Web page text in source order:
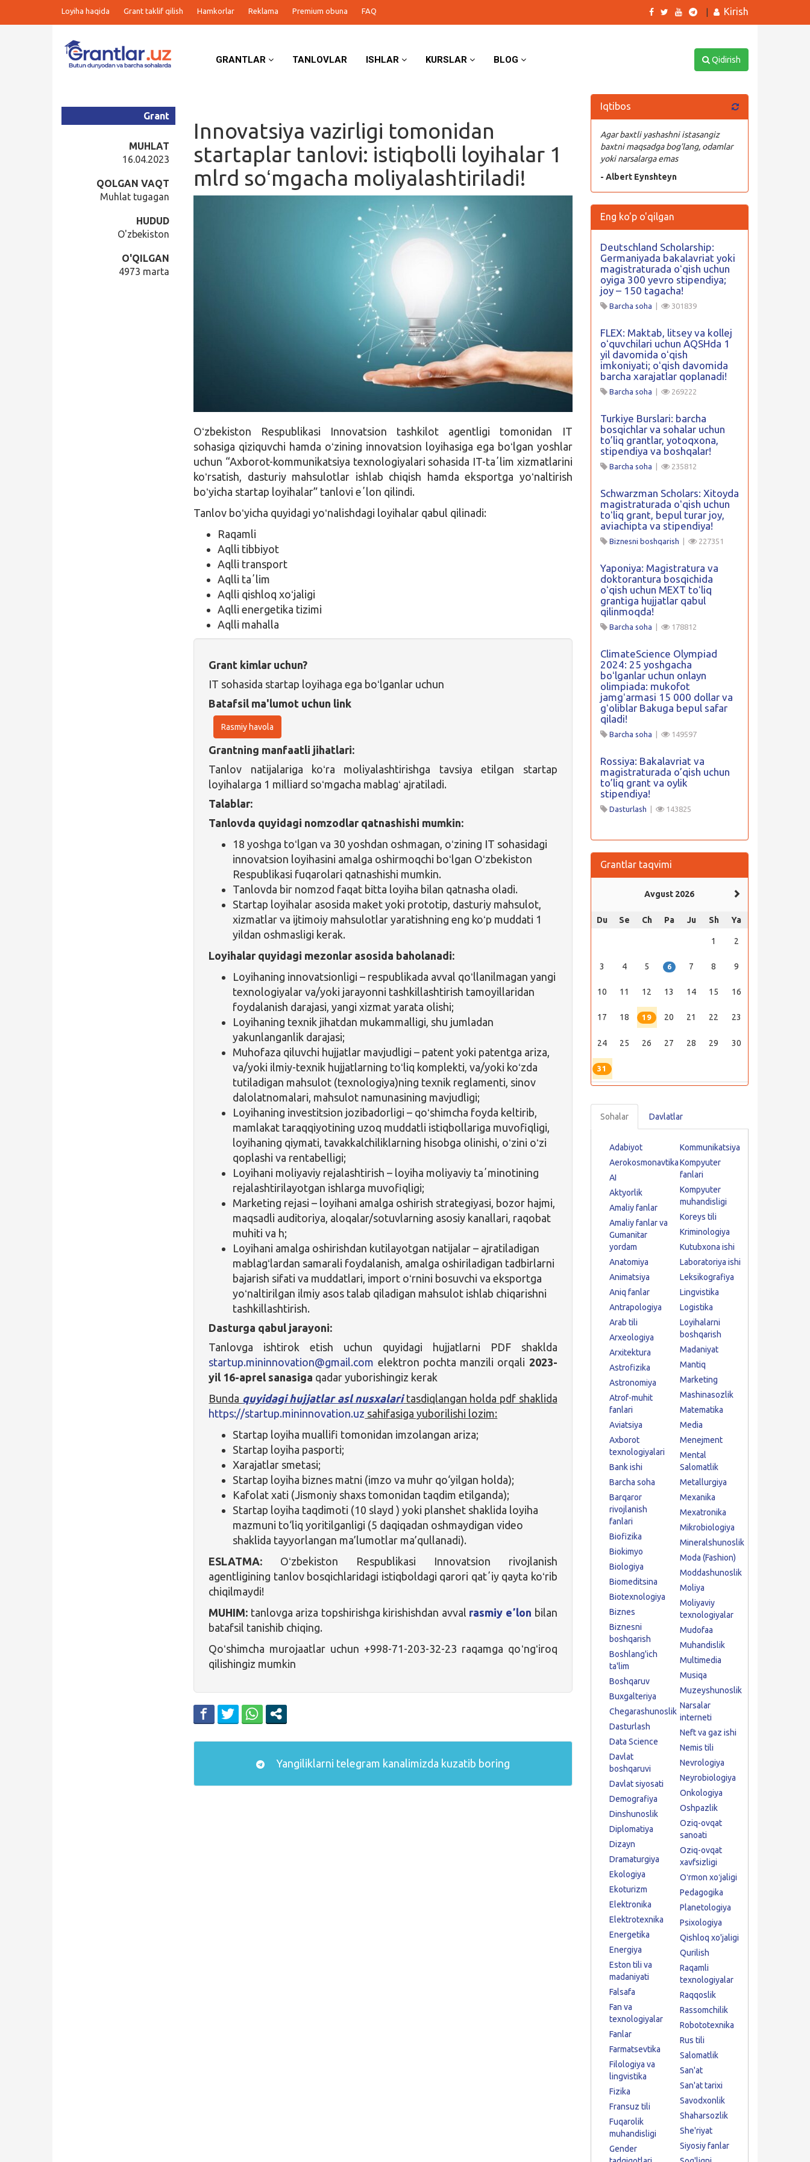
Loyiha haqida Grant taklif qilish Hamkorlar Reklama Premium obuna FAQ Kirish
GRANTLAR TANLOVLAR ISHLAR KURSLAR BLOG Qidirish
Innovatsiya vazirligi tomonidan
startaplar tanlovi: istiqbolli loyihalar 1
mlrd soʻmgacha moliyalashtiriladi!
Grant
MUHLAT
16.04.2023
QOLGAN VAQT
Muhlat tugagan
HUDUD
O'zbekiston
O'QILGAN
4973 marta
Oʻzbekiston Respublikasi Innovatsion tashkilot agentligi tomonidan IT
sohasiga qiziquvchi hamda oʻzining innovatsion loyihasiga ega boʻlgan yoshlar
uchun “Axborot-kommunikatsiya texnologiyalari sohasida IT-taʼlim xizmatlarini
koʻrsatish, dasturiy mahsulotlar ishlab chiqish hamda eksportga yoʻnaltirish
boʻyicha startap loyihalar” tanlovi eʼlon qilindi.
Tanlov boʻyicha quyidagi yoʻnalishdagi loyihalar qabul qilinadi:
Raqamli
Aqlli tibbiyot
Aqlli transport
Aqlli taʼlim
Aqlli qishloq xoʻjaligi
Aqlli energetika tizimi
Aqlli mahalla
Grant kimlar uchun?
IT sohasida startap loyihaga ega boʻlganlar uchun
Batafsil ma'lumot uchun link
Rasmiy havola
Grantning manfaatli jihatlari:
Tanlov natijalariga koʻra moliyalashtirishga tavsiya etilgan startap
loyihalarga 1 milliard soʻmgacha mablagʻ ajratiladi.
Talablar:
Tanlovda quyidagi nomzodlar qatnashishi mumkin:
18 yoshga toʻlgan va 30 yoshdan oshmagan, oʻzining IT sohasidagi
innovatsion loyihasini amalga oshirmoqchi boʻlgan Oʻzbekiston
Respublikasi fuqarolari qatnashishi mumkin.
Tanlovda bir nomzod faqat bitta loyiha bilan qatnasha oladi.
Startap loyihalar asosida maket yoki prototip, dasturiy mahsulot,
xizmatlar va ijtimoiy mahsulotlar yaratishning eng koʻp muddati 1
yildan oshmasligi kerak.
Loyihalar quyidagi mezonlar asosida baholanadi:
Loyihaning innovatsionligi – respublikada avval qoʻllanilmagan yangi
texnologiyalar va/yoki jarayonni tashkillashtirish tamoyillaridan
foydalanish darajasi, yangi xizmat yarata olishi;
Loyihaning texnik jihatdan mukammalligi, shu jumladan
yakunlanganlik darajasi;
Muhofaza qiluvchi hujjatlar mavjudligi – patent yoki patentga ariza,
va/yoki ilmiy-texnik hujjatlarning toʻliq komplekti, va/yoki koʻzda
tutiladigan mahsulot (texnologiya)ning texnik reglamenti, sinov
dalolatnomalari, mahsulot namunasining mavjudligi;
Loyihaning investitsion jozibadorligi – qoʻshimcha foyda keltirib,
mamlakat taraqqiyotining uzoq muddatli istiqbollariga muvofiqligi,
loyihaning qiymati, tavakkalchiliklarning hisobga olinishi, oʻzini oʻzi
qoplashi va rentabelligi;
Loyihani moliyaviy rejalashtirish – loyiha moliyaviy taʼminotining
rejalashtirilayotgan ishlarga muvofiqligi;
Marketing rejasi – loyihani amalga oshirish strategiyasi, bozor hajmi,
maqsadli auditoriya, aloqalar/sotuvlarning asosiy kanallari, raqobat
muhiti va h;
Loyihani amalga oshirishdan kutilayotgan natijalar – ajratiladigan
mablagʻlardan samarali foydalanish, amalga oshiriladigan tadbirlarni
bajarish sifati va muddatlari, import oʻrnini bosuvchi va eksportga
yoʻnaltirilgan ilmiy asos talab qiladigan mahsulot ishlab chiqarishni
tashkillashtirish.
Dasturga qabul jarayoni:
Tanlovga ishtirok etish uchun quyidagi hujjatlarni PDF shaklda
startup.mininnovation@gmail.com elektron pochta manzili orqali 2023-
yil 16-aprel sanasiga qadar yuborishingiz kerak
Bunda quyidagi hujjatlar asl nusxalari tasdiqlangan holda pdf shaklida
https://startup.mininnovation.uz sahifasiga yuborilishi lozim:
Startap loyiha muallifi tomonidan imzolangan ariza;
Startap loyiha pasporti;
Xarajatlar smetasi;
Startap loyiha biznes matni (imzo va muhr qo‘yilgan holda);
Kafolat xati (Jismoniy shaxs tomonidan taqdim etilganda);
Startap loyiha taqdimoti (10 slayd ) yoki planshet shaklida loyiha
mazmuni to‘liq yoritilganligi (5 daqiqadan oshmaydigan video
shaklida tayyorlangan ma’lumotlar ma’qullanadi).
ESLATMA: Oʻzbekiston Respublikasi Innovatsion rivojlanish
agentligining tanlov bosqichlaridagi istiqboldagi qarori qatʼiy qayta koʻrib
chiqilmaydi!
MUHIM: tanlovga ariza topshirishga kirishishdan avval rasmiy eʼlon bilan
batafsil tanishib chiqing.
Qoʻshimcha murojaatlar uchun +998-71-203-32-23 raqamga qoʻngʻiroq
qilishingiz mumkin
Yangiliklarni telegram kanalimizda kuzatib boring
Iqtibos
Agar baxtli yashashni istasangiz
baxtni maqsadga bog’lang, odamlar
yoki narsalarga emas
- Albert Eynshteyn
Eng ko'p o'qilgan
Deutschland Scholarship:
Germaniyada bakalavriat yoki
magistraturada oʻqish uchun
oyiga 300 yevro stipendiya;
joy – 150 tagacha!
Barcha soha 301839
FLEX: Maktab, litsey va kollej
oʻquvchilari uchun AQSHda 1
yil davomida oʻqish
imkoniyati; oʻqish davomida
barcha xarajatlar qoplanadi!
Barcha soha 269222
Turkiye Burslari: barcha
bosqichlar va sohalar uchun
to’liq grantlar, yotoqxona,
stipendiya va boshqalar!
Barcha soha 235812
Schwarzman Scholars: Xitoyda
magistraturada oʻqish uchun
toʻliq grant, bepul turar joy,
aviachipta va stipendiya!
Biznesni boshqarish 227351
Yaponiya: Magistratura va
doktorantura bosqichida
oʻqish uchun MEXT toʻliq
grantiga hujjatlar qabul
qilinmoqda!
Barcha soha 178812
ClimateScience Olympiad
2024: 25 yoshgacha
boʻlganlar uchun onlayn
olimpiada: mukofot
jamgʻarmasi 15 000 dollar va
gʻoliblar Bakuga bepul safar
qiladi!
Barcha soha 149597
Rossiya: Bakalavriat va
magistraturada o’qish uchun
to’liq grant va oylik
stipendiya!
Dasturlash 143825
Grantlar taqvimi
Avgust 2026
Du Se Ch Pa Ju Sh Ya
1 2
3 4 5 6 7 8 9
10 11 12 13 14 15 16
17 18 19 20 21 22 23
24 25 26 27 28 29 30
31
Sohalar Davlatlar
Adabiyot
Aerokosmonavtika
AI
Aktyorlik
Amaliy fanlar
Amaliy fanlar va
Gumanitar
yordam
Anatomiya
Animatsiya
Aniq fanlar
Antrapologiya
Arab tili
Arxeologiya
Arxitektura
Astrofizika
Astronomiya
Atrof-muhit
fanlari
Aviatsiya
Axborot
texnologiyalari
Bank ishi
Barcha soha
Barqaror
rivojlanish
fanlari
Biofizika
Biokimyo
Biologiya
Biomeditsina
Biotexnologiya
Biznes
Biznesni
boshqarish
Boshlang'ich
ta'lim
Boshqaruv
Buxgalteriya
Chegarashunoslik
Dasturlash
Data Science
Davlat
boshqaruvi
Davlat siyosati
Demografiya
Dinshunoslik
Diplomatiya
Dizayn
Dramaturgiya
Ekologiya
Ekoturizm
Elektronika
Elektrotexnika
Energetika
Energiya
Eston tili va
madaniyati
Falsafa
Fan va
texnologiyalar
Fanlar
Farmatsevtika
Filologiya va
lingvistika
Fizika
Fransuz tili
Fuqarolik
muhandisligi
Gender
Kommunikatsiya
Kompyuter
fanlari
Kompyuter
muhandisligi
Koreys tili
Kriminologiya
Kutubxona ishi
Laboratoriya ishi
Leksikografiya
Lingvistika
Logistika
Loyihalarni
boshqarish
Madaniyat
Mantiq
Marketing
Mashinasozlik
Matematika
Media
Menejment
Mental
Salomatlik
Metallurgiya
Mexanika
Mexatronika
Mikrobiologiya
Mineralshunoslik
Moda (Fashion)
Moddashunoslik
Moliya
Moliyaviy
texnologiyalar
Mudofaa
Muhandislik
Multimedia
Musiqa
Muzeyshunoslik
Narsalar
interneti
Neft va gaz ishi
Nemis tili
Nevrologiya
Neyrobiologiya
Onkologiya
Oshpazlik
Oziq-ovqat
sanoati
Oziq-ovqat
xavfsizligi
Oʻrmon xoʻjaligi
Pedagogika
Planetologiya
Psixologiya
Qishloq xo'jaligi
Qurilish
Raqamli
texnologiyalar
Raqqoslik
Rassomchilik
Robototexnika
Rus tili
Salomatlik
San'at
San'at tarixi
Savodxonlik
Shaharsozlik
She'riyat
Siyosiy fanlar